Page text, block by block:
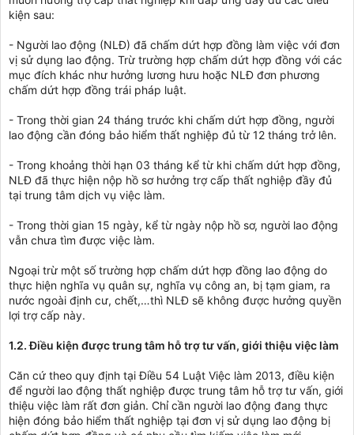
kiện sau:
- Người lao động (NLĐ) đã chấm dứt hợp đồng làm việc với đơn
vị sử dụng lao động. Trừ trường hợp chấm dứt hợp đồng với các
mục đích khác như hưởng lương hưu hoặc NLĐ đơn phương
chấm dứt hợp đồng trái pháp luật.
- Trong thời gian 24 tháng trước khi chấm dứt hợp đồng, người
lao động cần đóng bảo hiểm thất nghiệp đủ từ 12 tháng trở lên.
- Trong khoảng thời hạn 03 tháng kể từ khi chấm dứt hợp đồng,
NLĐ đã thực hiện nộp hồ sơ hưởng trợ cấp thất nghiệp đầy đủ
tại trung tâm dịch vụ việc làm.
- Trong thời gian 15 ngày, kể từ ngày nộp hồ sơ, người lao động
vẫn chưa tìm được việc làm.
Ngoại trừ một số trường hợp chấm dứt hợp đồng lao động do
thực hiện nghĩa vụ quân sự, nghĩa vụ công an, bị tạm giam, ra
nước ngoài định cư, chết,…thì NLĐ sẽ không được hưởng quyền
lợi trợ cấp này.
1.2. Điều kiện được trung tâm hỗ trợ tư vấn, giới thiệu việc làm
Căn cứ theo quy định tại Điều 54 Luật Việc làm 2013, điều kiện
để người lao động thất nghiệp được trung tâm hỗ trợ tư vấn, giới
thiệu việc làm rất đơn giản. Chỉ cần người lao động đang thực
hiện đóng bảo hiểm thất nghiệp tại đơn vị sử dụng lao động bị